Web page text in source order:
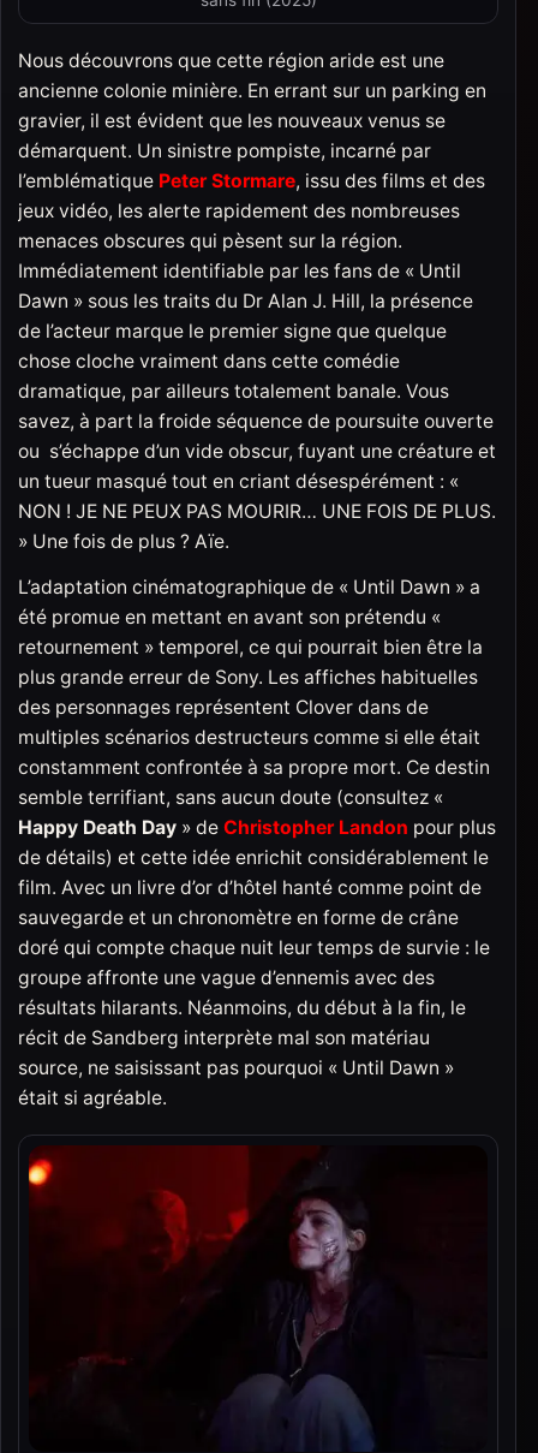
Nous découvrons que cette région aride est une
ancienne colonie minière. En errant sur un parking en
gravier, il est évident que les nouveaux venus se
démarquent. Un sinistre pompiste, incarné par
l’emblématique Peter Stormare, issu des films et des
jeux vidéo, les alerte rapidement des nombreuses
menaces obscures qui pèsent sur la région.
Immédiatement identifiable par les fans de « Until
Dawn » sous les traits du Dr Alan J. Hill, la présence
de l’acteur marque le premier signe que quelque
chose cloche vraiment dans cette comédie
dramatique, par ailleurs totalement banale. Vous
savez, à part la froide séquence de poursuite ouverte
ou s’échappe d’un vide obscur, fuyant une créature et
un tueur masqué tout en criant désespérément : «
NON ! JE NE PEUX PAS MOURIR… UNE FOIS DE PLUS.
» Une fois de plus ? Aïe.
L’adaptation cinématographique de « Until Dawn » a
été promue en mettant en avant son prétendu «
retournement » temporel, ce qui pourrait bien être la
plus grande erreur de Sony. Les affiches habituelles
des personnages représentent Clover dans de
multiples scénarios destructeurs comme si elle était
constamment confrontée à sa propre mort. Ce destin
semble terrifiant, sans aucun doute (consultez «
Happy Death Day » de Christopher Landon pour plus
de détails) et cette idée enrichit considérablement le
film. Avec un livre d’or d’hôtel hanté comme point de
sauvegarde et un chronomètre en forme de crâne
doré qui compte chaque nuit leur temps de survie : le
groupe affronte une vague d’ennemis avec des
résultats hilarants. Néanmoins, du début à la fin, le
récit de Sandberg interprète mal son matériau
source, ne saisissant pas pourquoi « Until Dawn »
était si agréable.